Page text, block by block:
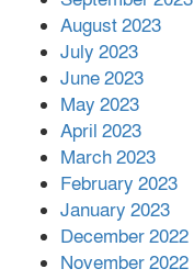
August 2023
July 2023
June 2023
May 2023
April 2023
March 2023
February 2023
January 2023
December 2022
November 2022